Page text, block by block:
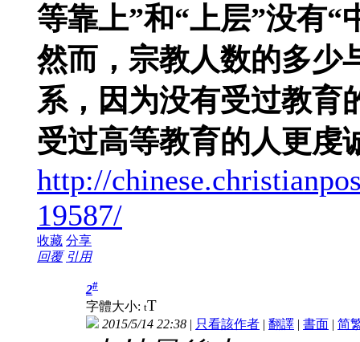
等靠上”和“上层”没有“
然而，宗教人数的多少
系，因为没有受过教育
受过高等教育的人更虔
http://
19587/
收藏 分享
回覆 引用
2#
字體大小: tT
2015/5/14 22:38 | 只看該作者 | 翻譯 | 書面 | 简